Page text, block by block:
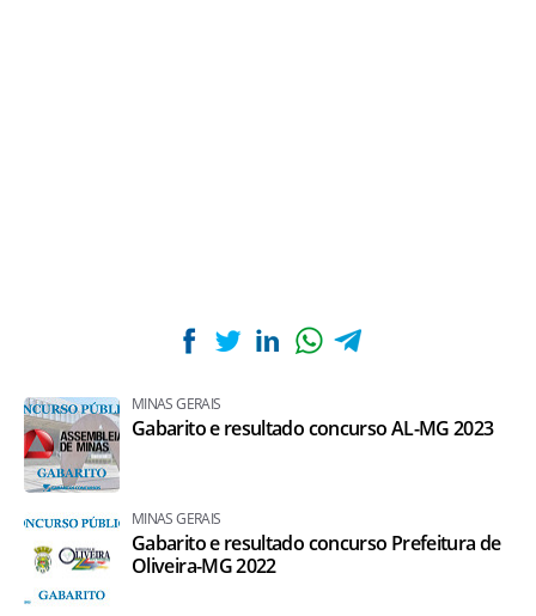
MINAS GERAIS
Gabarito e resultado concurso AL-MG 2023
MINAS GERAIS
Gabarito e resultado concurso Prefeitura de
Oliveira-MG 2022